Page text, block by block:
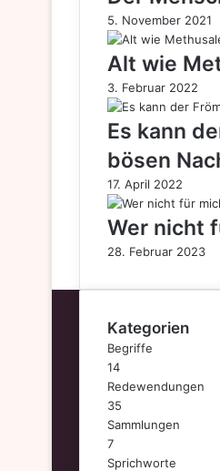
5. November 2021
Alt wie
3. Februar 2022
Es kann
bösen
17. April 2022
Wer nicht
28. Februar 2023
Kategorien
Begriffe
14
Redewendungen
35
Sammlungen
7
Sprichworte